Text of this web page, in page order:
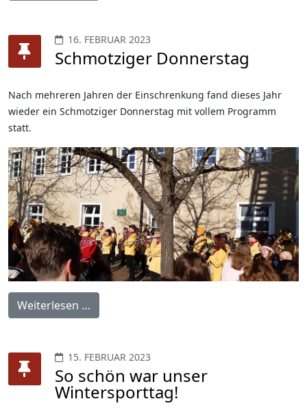
16. FEBRUAR 2023
Schmotziger Donnerstag
Nach mehreren Jahren der Einschrenkung fand dieses Jahr
wieder ein Schmotziger Donnerstag mit vollem Programm
statt.
Weiterlesen …
15. FEBRUAR 2023
So schön war unser
Wintersporttag!